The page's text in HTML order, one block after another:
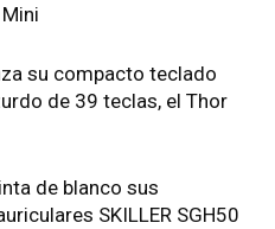
su compacto teclado
de 39 teclas, el Thor
de blanco sus
SKILLER SGH50